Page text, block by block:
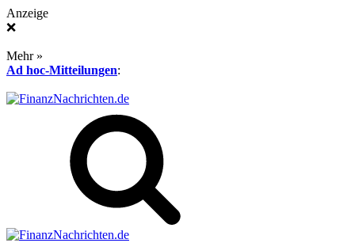
Anzeige
❌
Mehr »
Ad hoc-Mitteilungen: